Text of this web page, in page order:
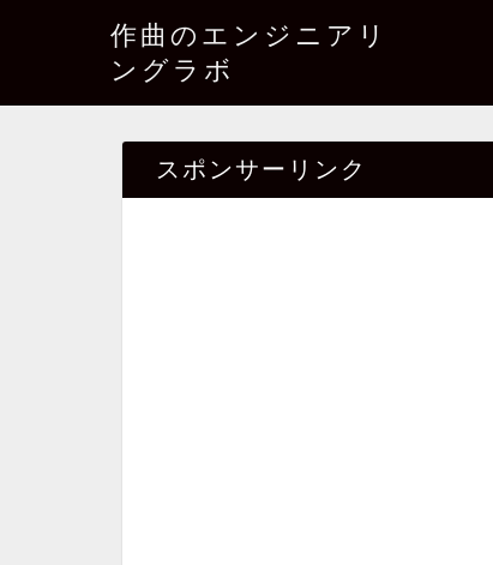
作曲のエンジニアリ
ングラボ
スポンサーリンク